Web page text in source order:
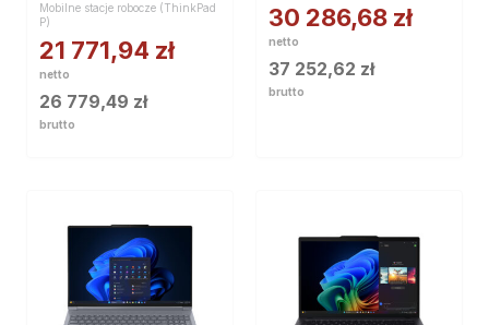
Mobilne stacje robocze (ThinkPad
P)
21 771,94 zł
netto
26 779,49 zł
brutto
30 286,68 zł
netto
37 252,62 zł
brutto